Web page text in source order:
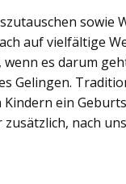
sowie
auf vielfältige
es darum
Gelingen.
Kindern ein
nach